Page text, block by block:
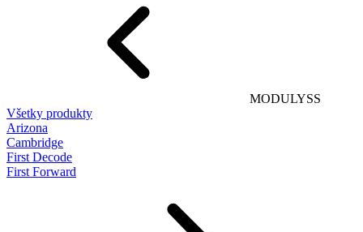
MODULYSS
Všetky produkty
Arizona
Cambridge
First Decode
First Forward